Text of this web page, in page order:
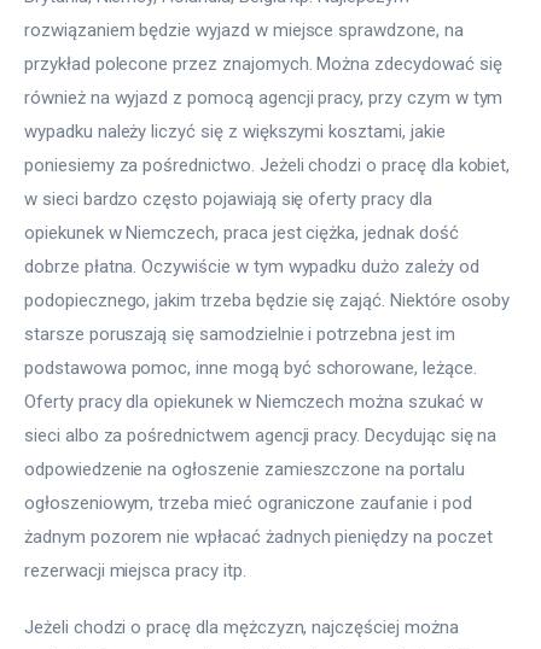
rozwiązaniem będzie wyjazd w miejsce sprawdzone, na
przykład polecone przez znajomych. Można zdecydować się
również na wyjazd z pomocą agencji pracy, przy czym w tym
wypadku należy liczyć się z większymi kosztami, jakie
poniesiemy za pośrednictwo. Jeżeli chodzi o pracę dla kobiet,
w sieci bardzo często pojawiają się oferty pracy dla
opiekunek w Niemczech, praca jest ciężka, jednak dość
dobrze płatna. Oczywiście w tym wypadku dużo zależy od
podopiecznego, jakim trzeba będzie się zająć. Niektóre osoby
starsze poruszają się samodzielnie i potrzebna jest im
podstawowa pomoc, inne mogą być schorowane, leżące.
Oferty pracy dla opiekunek w Niemczech można szukać w
sieci albo za pośrednictwem agencji pracy. Decydując się na
odpowiedzenie na ogłoszenie zamieszczone na portalu
ogłoszeniowym, trzeba mieć ograniczone zaufanie i pod
żadnym pozorem nie wpłacać żadnych pieniędzy na poczet
rezerwacji miejsca pracy itp.
Jeżeli chodzi o pracę dla mężczyzn, najczęściej można